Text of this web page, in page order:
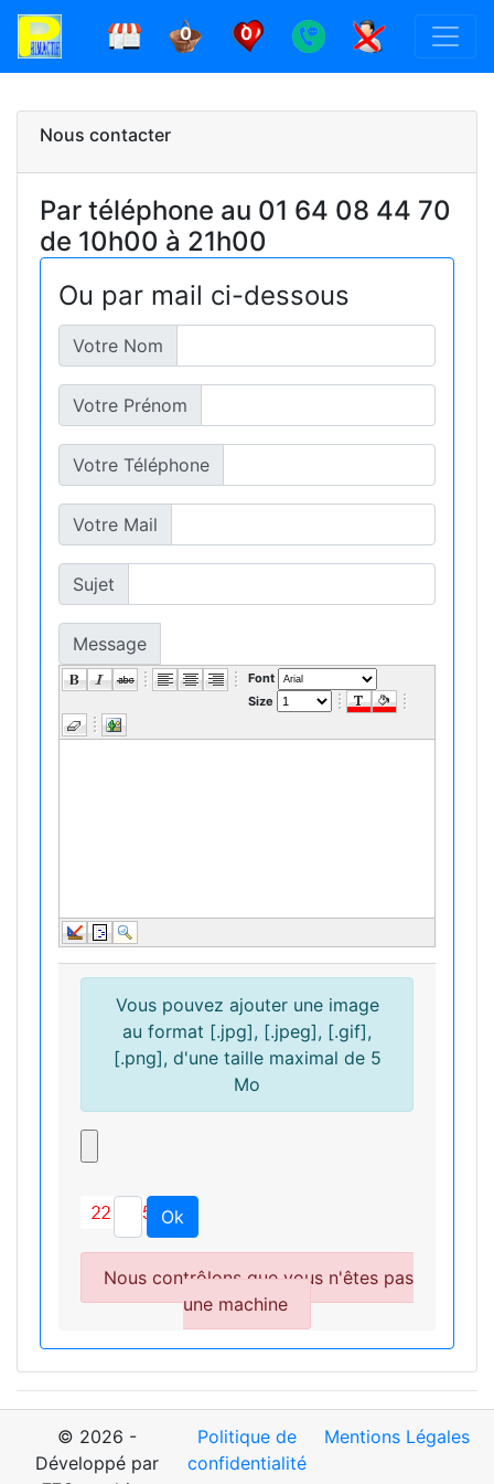
0 0
Nous contacter
Par téléphone au 01 64 08 44 70
de 10h00 à 21h00
Ou par mail ci-dessous
Votre Nom
Votre Prénom
Votre Téléphone
Votre Mail
Sujet
Message
Font
Size
Vous pouvez ajouter une image
au format [.jpg], [.jpeg], [.gif],
[.png], d'une taille maximal de 5
Mo
Nous contrôlons que vous n'êtes pas
une machine
© 2026 -
Développé par
Politique de
confidentialité
Mentions Légales